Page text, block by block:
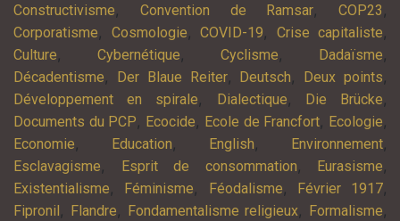
Constructivisme, Convention de Ramsar, COP23 ,
Corporatisme, Cosmologie, COVID-19, Crise capitaliste,
Culture, Cybernétique, Cyclisme, Dadaïsme,
Décadentisme, Der Blaue Reiter, Deutsch, Deux points,
Développement en spirale, Dialectique, Die Brücke,
Documents du PCP, Ecocide, Ecole de Francfort, Ecologie,
Economie, Education, English, Environnement,
Esclavagisme, Esprit de consommation, Eurasisme,
Existentialisme, Féminisme, Féodalisme, Février 1917,
Fipronil, Flandre, Fondamentalisme religieux, Formalisme,